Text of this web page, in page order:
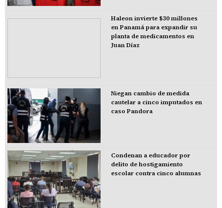
Haleon invierte $30 millones
en Panamá para expandir su
planta de medicamentos en
Juan Díaz
Niegan cambio de medida
cautelar a cinco imputados en
caso Pandora
Condenan a educador por
delito de hostigamiento
escolar contra cinco alumnas